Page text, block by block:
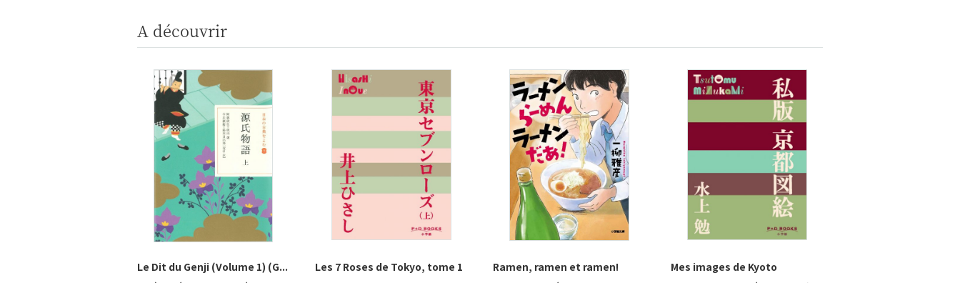
A découvrir
Le Dit du Genji (Volume 1) (G...
Les 7 Roses de Tokyo, tome 1
Ramen, ramen et ramen!
Mes images de Kyoto